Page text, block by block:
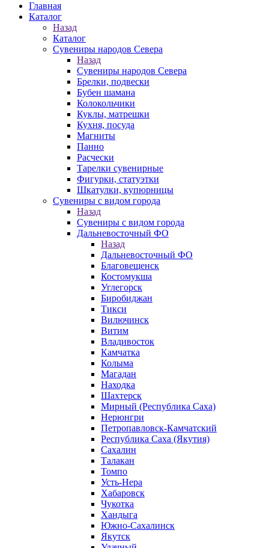
Главная
Каталог
Назад
Каталог
Сувениры народов Севера
Назад
Сувениры народов Севера
Брелки, подвески
Бубен шамана
Колокольчики
Куклы, матрешки
Кухня, посуда
Магниты
Панно
Расчески
Тарелки сувенирные
Фигурки, статуэтки
Шкатулки, купюрницы
Сувениры с видом города
Назад
Сувениры с видом города
Дальневосточный ФО
Назад
Дальневосточный ФО
Благовещенск
Костомукша
Углегорск
Биробиджан
Тикси
Вилючинск
Витим
Владивосток
Камчатка
Колыма
Магадан
Находка
Шахтерск
Мирный (Республика Саха)
Нерюнгри
Петропавловск-Камчатский
Республика Саха (Якутия)
Сахалин
Талакан
Томпо
Усть-Нера
Хабаровск
Чукотка
Хандыга
Южно-Сахалинск
Якутск